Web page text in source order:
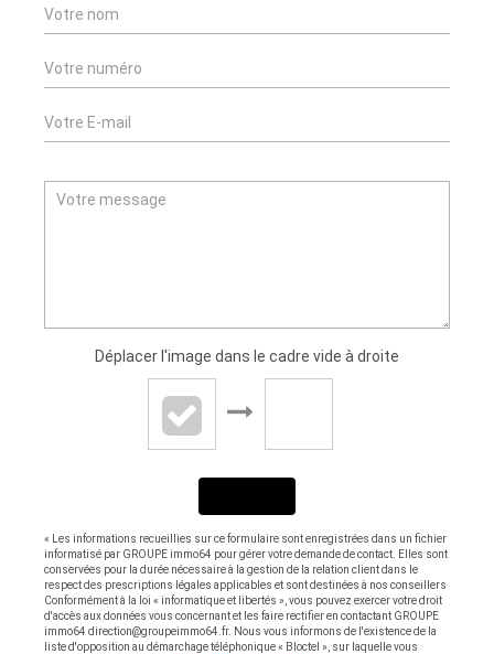
Déplacer l'image dans le cadre vide à droite
« Les informations recueillies sur ce formulaire sont enregistrées dans un fichier
informatisé par GROUPE immo64 pour gérer votre demande de contact. Elles sont
conservées pour la durée nécessaire à la gestion de la relation client dans le
respect des prescriptions légales applicables et sont destinées à nos conseillers
Conformément à la loi « informatique et libertés », vous pouvez exercer votre droit
d'accès aux données vous concernant et les faire rectifier en contactant GROUPE
immo64 direction@groupeimmo64.fr. Nous vous informons de l'existence de la
liste d'opposition au démarchage téléphonique « Bloctel », sur laquelle vous